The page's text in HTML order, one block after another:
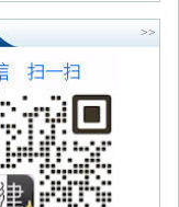
>>